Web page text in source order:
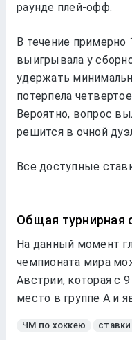
раунде плей-офф.
В течение примерно
выигрывала у
удержать
потерпела
Вероятно, вопрос
решится в очной
Все доступные
Общая турнирная
На данный момент
чемпионата мира
Австрии, которая с
место в группе А и
ЧМ по хоккею ставки